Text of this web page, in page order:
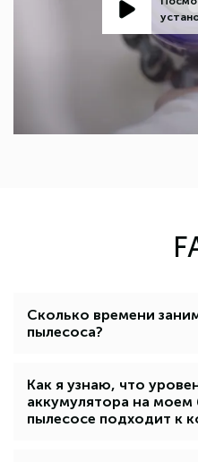
Сколько времени
пылесоса?
Как я узнаю, что
аккумулятора на
пылесосе подходит к